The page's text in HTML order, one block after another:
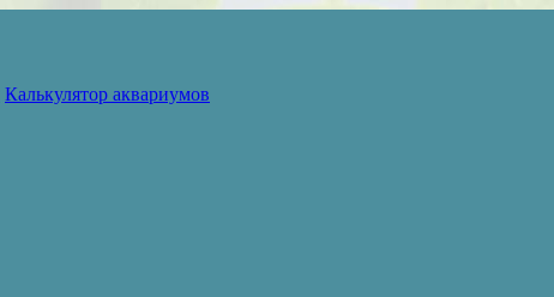
Калькулятор аквариумов